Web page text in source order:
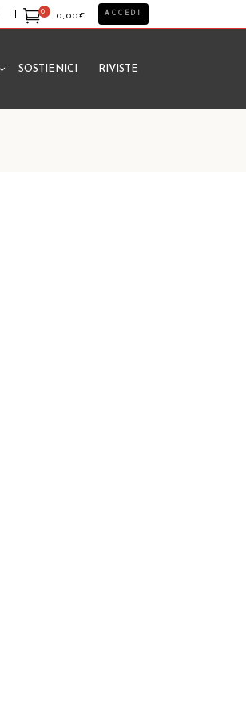
0
0,00€
carrello.
ACCEDI
SOSTIENICI RIVISTE